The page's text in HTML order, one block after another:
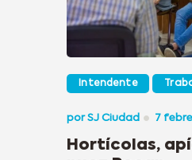
Intendente
porSJ Ciudad 7
Hortícolas,